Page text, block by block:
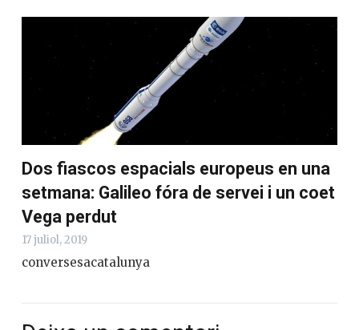
Dos fiascos espacials europeus en una
setmana: Galileo fóra de servei i un coet
Vega perdut
17 juliol, 2019
conversesacatalunya